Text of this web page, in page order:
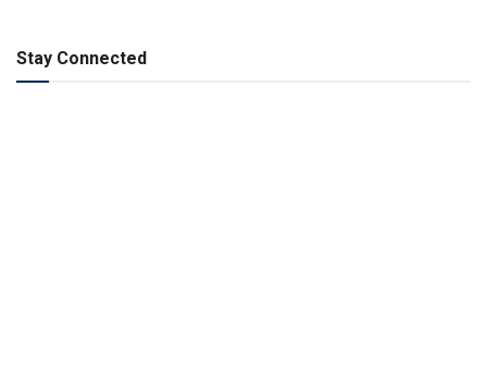
Stay Connected